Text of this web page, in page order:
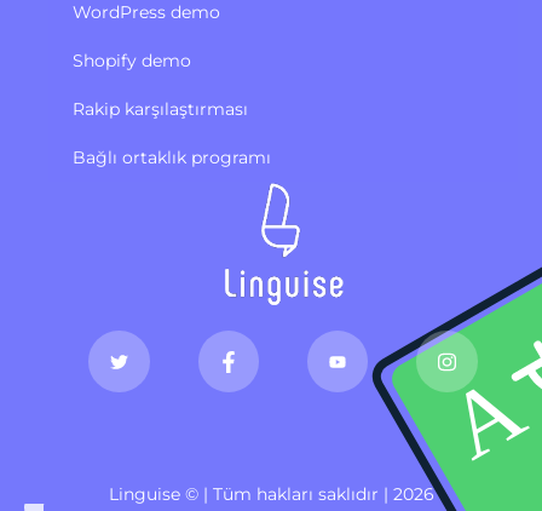
WordPress demo
Shopify demo
Rakip karşılaştırması
Bağlı ortaklık programı
Linguise © | Tüm hakları saklıdır | 2026